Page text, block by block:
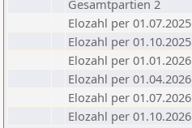
Gesamtpartien 2
Elozahl per 01.07.2025
Elozahl per 01.10.2025
Elozahl per 01.01.2026
Elozahl per 01.04.2026
Elozahl per 01.07.2026
Elozahl per 01.10.2026